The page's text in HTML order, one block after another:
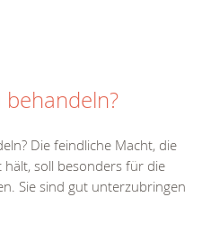
behandeln?
Die feindliche Macht, die
soll besonders für die
Sie sind gut unterzubringen